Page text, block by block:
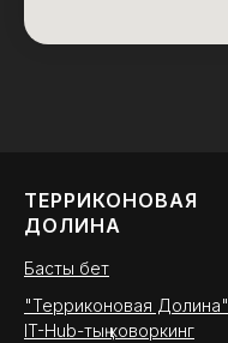
ТЕРРИКОНОВАЯ
ДОЛИНА
Басты бет
"Терриконовая Долина"
IT-Hub-тың коворкинг